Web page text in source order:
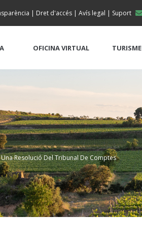
| Dret d'accés | Avís legal | Suport
OFICINA VIRTUAL TURISME
Resolució Del Tribunal De Comptes